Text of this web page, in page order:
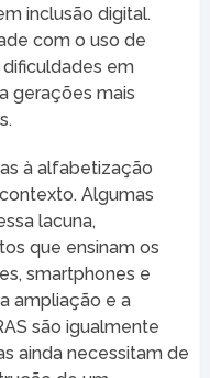
inclusão digital.
com o uso de
em
gerações mais
à alfabetização
Algumas
lacuna,
que ensinam os
smartphones e
ampliação e a
são igualmente
ainda necessitam de